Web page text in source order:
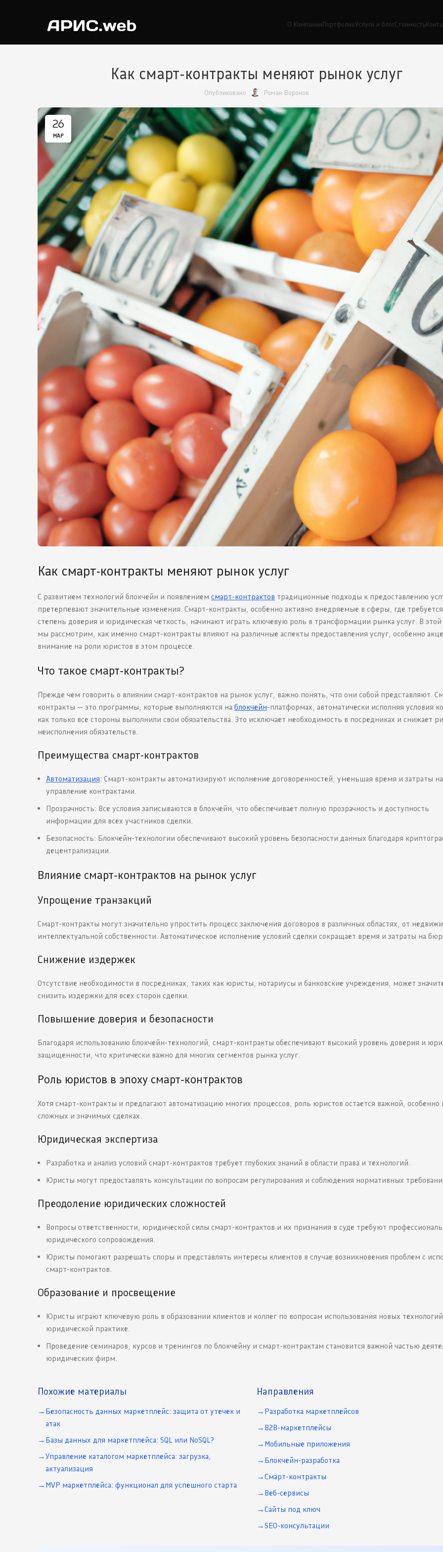
О КомпанииПортфолиоУслуги и блогСтоимость
Как смарт-контракты меняют рынок услуг
Опубликовано Роман Воронов
26
МАР
Как смарт-контракты меняют рынок услуг
С развитием технологий блокчейн и появлением смарт-контрактов традиционные подходы к предоставлению
претерпевают значительные изменения. Смарт-контракты, особенно активно внедряемые в сферы, где
степень доверия и юридическая четкость, начинают играть ключевую роль в трансформации рынка услуг. В этой
мы рассмотрим, как именно смарт-контракты влияют на различные аспекты предоставления услуг, особенно
внимание на роли юристов в этом процессе.
Что такое смарт-контракты?
Прежде чем говорить о влиянии смарт-контрактов на рынок услуг, важно понять, что они собой представляют.
контракты — это программы, которые выполняются на блокчейн-платформах, автоматически исполняя условия
как только все стороны выполнили свои обязательства. Это исключает необходимость в посредниках и снижает
неисполнения обязательств.
Преимущества смарт-контрактов
Автоматизация: Смарт-контракты автоматизируют исполнение договоренностей, уменьшая время и затраты на
управление контрактами.
Прозрачность: Все условия записываются в блокчейн, что обеспечивает полную прозрачность и доступность
информации для всех участников сделки.
Безопасность: Блокчейн-технологии обеспечивают высокий уровень безопасности данных благодаря
децентрализации.
Влияние смарт-контрактов на рынок услуг
Упрощение транзакций
Смарт-контракты могут значительно упростить процесс заключения договоров в различных областях, от
интеллектуальной собственности. Автоматическое исполнение условий сделки сокращает время и затраты на
Снижение издержек
Отсутствие необходимости в посредниках, таких как юристы, нотариусы и банковские учреждения, может
снизить издержки для всех сторон сделки.
Повышение доверия и безопасности
Благодаря использованию блокчейн-технологий, смарт-контракты обеспечивают высокий уровень доверия и
защищенности, что критически важно для многих сегментов рынка услуг.
Роль юристов в эпоху смарт-контрактов
Хотя смарт-контракты и предлагают автоматизацию многих процессов, роль юристов остается важной, особенно
сложных и значимых сделках.
Юридическая экспертиза
Разработка и анализ условий смарт-контрактов требует глубоких знаний в области права и технологий.
Юристы могут предоставлять консультации по вопросам регулирования и соблюдения нормативных
Преодоление юридических сложностей
Вопросы ответственности, юридической силы смарт-контрактов и их признания в суде требуют
юридического сопровождения.
Юристы помогают разрешать споры и представлять интересы клиентов в случае возникновения проблем с
смарт-контрактов.
Образование и просвещение
Юристы играют ключевую роль в образовании клиентов и коллег по вопросам использования новых
юридической практике.
Проведение семинаров, курсов и тренингов по блокчейну и смарт-контрактам становится важной частью
юридических фирм.
Похожие материалы
Безопасность данных маркетплейс: защита от утечек и
атак
Базы данных для маркетплейса: SQL или NoSQL?
Управление каталогом маркетплейса: загрузка,
актуализация
MVP маркетплейса: функционал для успешного старта
Направления
Разработка маркетплейсов
B2B-маркетплейсы
Мобильные приложения
Блокчейн-разработка
Смарт-контракты
Веб-сервисы
Сайты под ключ
SEO-консультации